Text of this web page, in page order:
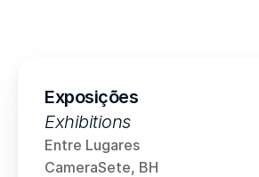
Exposições
Exhibitions
Entre Lugares
CameraSete, BH